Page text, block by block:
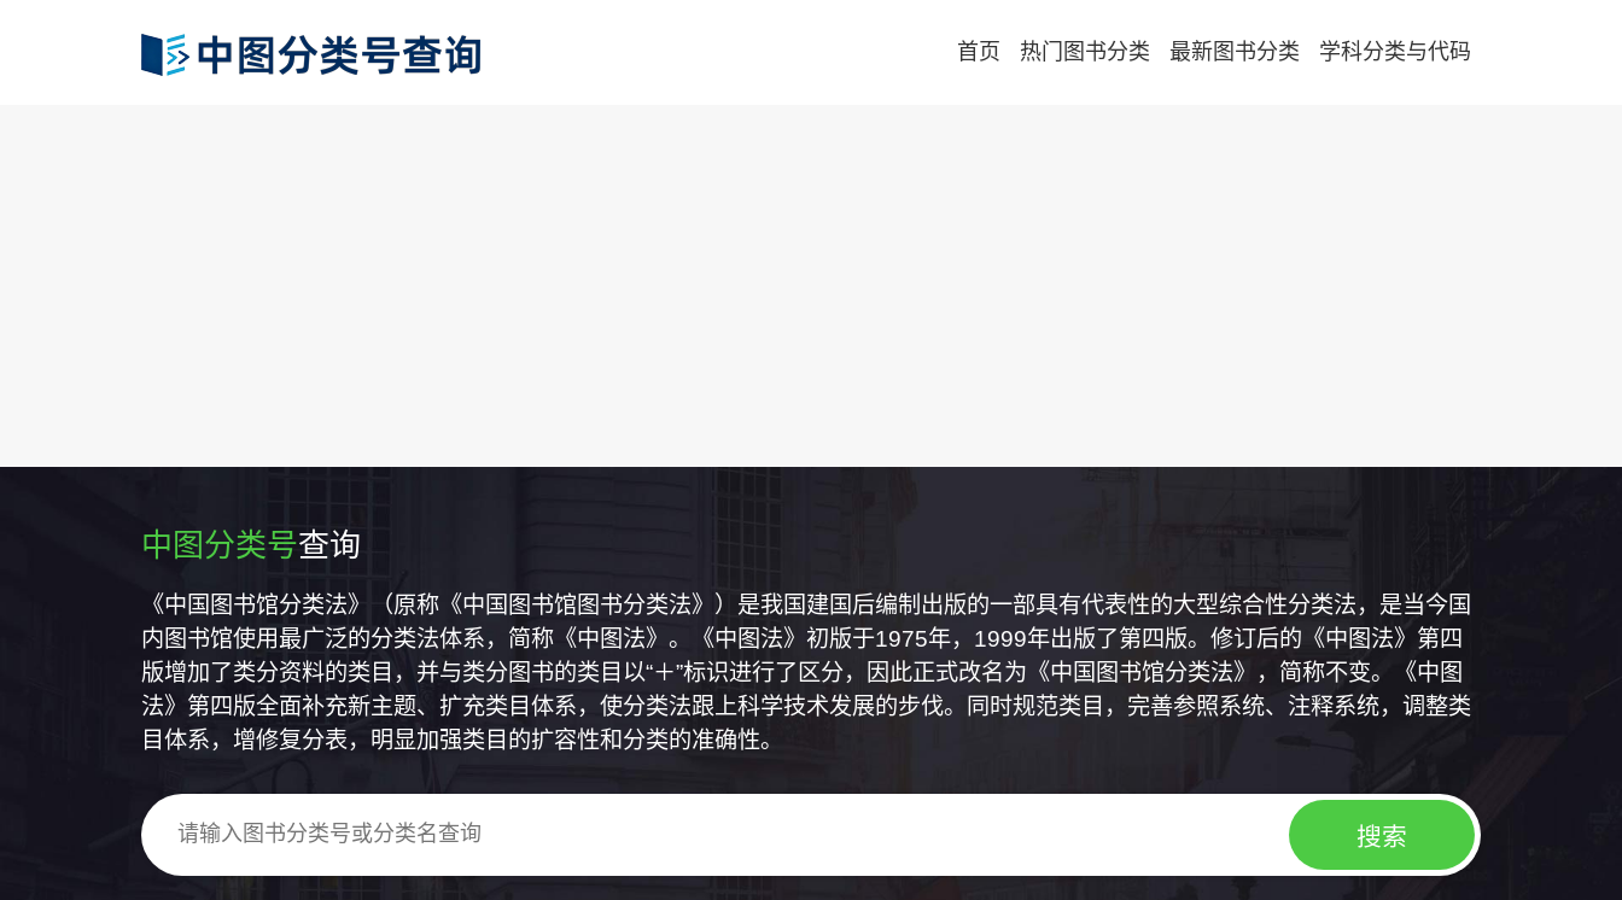
首页 热门图书分类 最新图书分类 学科分类与代码
中图分类号查询
《中国图书馆分类法》（原称《中国图书馆图书分类法》）是我国建国后编制出版的一部具有代表性的大型综合性分类法，是当今国
内图书馆使用最广泛的分类法体系，简称《中图法》。《中图法》初版于1975年，1999年出版了第四版。修订后的《中图法》第四
版增加了类分资料的类目，并与类分图书的类目以“＋”标识进行了区分，因此正式改名为《中国图书馆分类法》，简称不变。《中图
法》第四版全面补充新主题、扩充类目体系，使分类法跟上科学技术发展的步伐。同时规范类目，完善参照系统、注释系统，调整类
目体系，增修复分表，明显加强类目的扩容性和分类的准确性。